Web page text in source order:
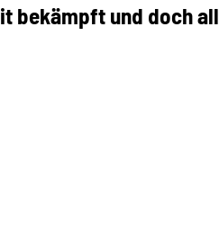
bekämpft und doch